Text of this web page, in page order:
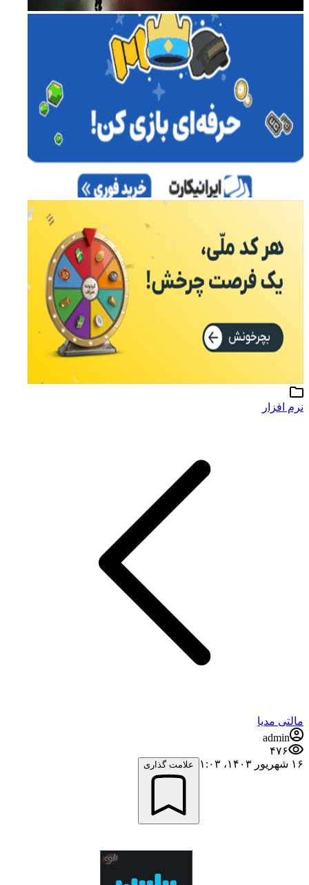
نرم افزار
مالتی مدیا
admin
۴۷۶
۱۶ شهریور ۱۴۰۳،‏ ۱:۰۳
علامت گذاری